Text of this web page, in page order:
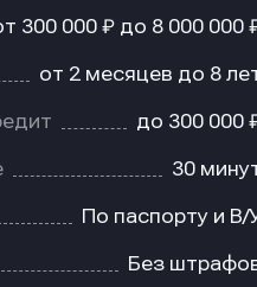
300 000 ₽ до 8 000 000
от 2 месяцев до 8
до 300 000
30
По паспорту и В/
Без